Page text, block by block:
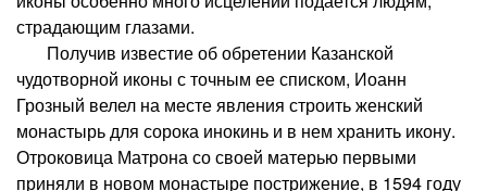
страдающим глазами.
Получив известие об обретении Казанской
чудотворной иконы с точным ее списком, Иоанн
Грозный велел на месте явления строить женский
монастырь для сорока инокинь и в нем хранить икону.
Отроковица Матрона со своей матерью первыми
приняли в новом монастыре пострижение, в 1594 году